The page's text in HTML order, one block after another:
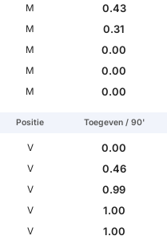
M
0.43
M
0.31
M
0.00
M
0.00
M 0.00
Positie Toegeven / 90'
V
0.00
V
0.46
V
0.99
V
1.00
V
1.00